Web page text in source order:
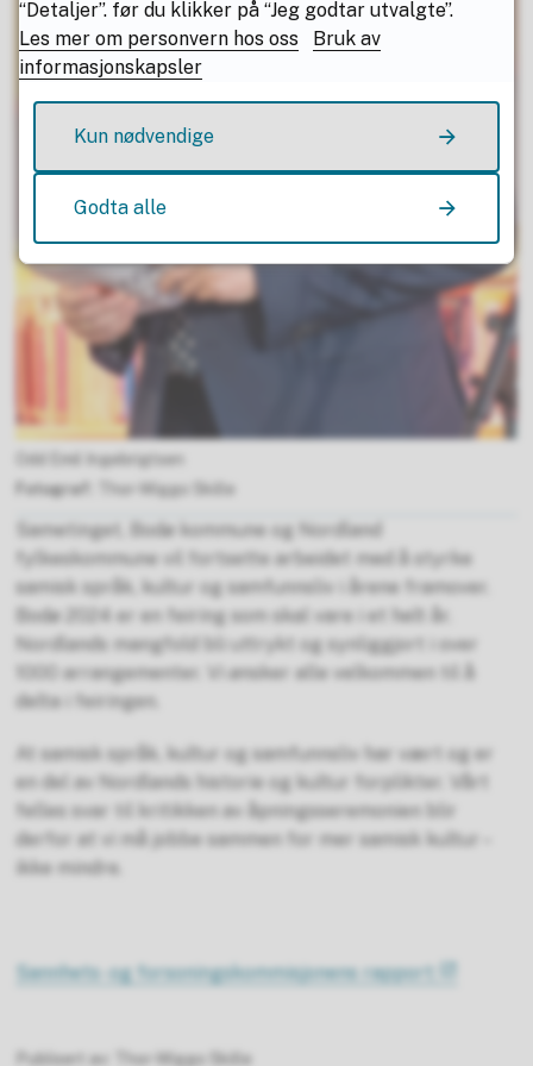
Odd Emil Ingebrigtsen
Thor-Wiggo Skille
Sametinget, Bodø kommune og Nordland
fylkeskommune vil fortsette arbeidet med å styrke
samisk språk, kultur og samfunnsliv i årene framover.
Bodø 2024 er en feiring som skal vare i et helt år.
Nordlands mangfold bli uttrykt og synliggjort i over
1000 arrangementer. Vi ønsker alle velkommen til å
delta i feiringen.
At samisk språk, kultur og samfunnsliv har vært og er
en del av Nordlands historie og kultur forplikter. Vårt
felles svar til kritikken av åpningsseremonien blir
derfor at vi må jobbe sammen for mer samisk kultur –
ikke mindre.
Sannhets- og forsoningskommisjonens rapport:
Publisert av Thor-Wiggo Skille
“Detaljer”. før du klikker på “Jeg godtar utvalgte”.
Les mer om personvern hos oss
Bruk av
informasjonskapsler
Kun nødvendige
Godta alle